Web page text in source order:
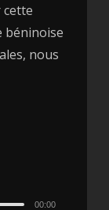
cette
béninoise
nous
00:00